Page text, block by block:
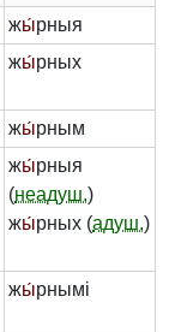
жы́рныя
жы́рных
жы́рным
жы́рныя
(неадуш.)
жы́рных (адуш.)
жы́рнымі